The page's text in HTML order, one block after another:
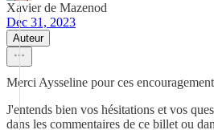
Xavier de Mazenod
Dec 31, 2023
Auteur
Merci Aysseline pour ces
J'entends bien vos hésitations et vos
dans les commentaires de ce billet ou